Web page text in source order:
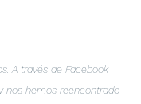
A través de Facebook
nos hemos reencontrado